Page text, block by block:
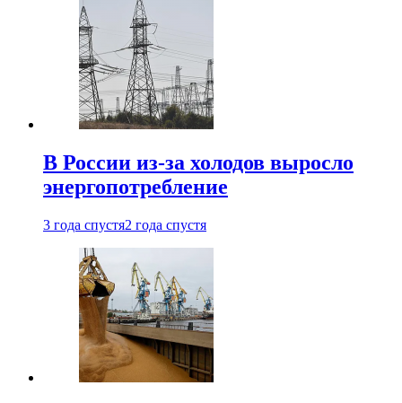
В России из-за холодов выросло
энергопотребление
3 года спустя2 года спустя